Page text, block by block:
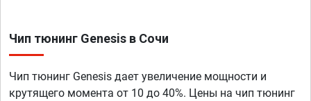
Чип тюнинг Genesis в Сочи
Чип тюнинг Genesis дает увеличение мощности и
крутящего момента от 10 до 40%. Цены на чип тюнинг